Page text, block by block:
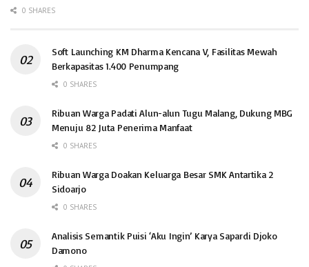
0 SHARES
Soft Launching KM Dharma Kencana V, Fasilitas Mewah
Berkapasitas 1.400 Penumpang
0 SHARES
Ribuan Warga Padati Alun-alun Tugu Malang, Dukung MBG
Menuju 82 Juta Penerima Manfaat
0 SHARES
Ribuan Warga Doakan Keluarga Besar SMK Antartika 2
Sidoarjo
0 SHARES
Analisis Semantik Puisi ‘Aku Ingin’ Karya Sapardi Djoko
Damono